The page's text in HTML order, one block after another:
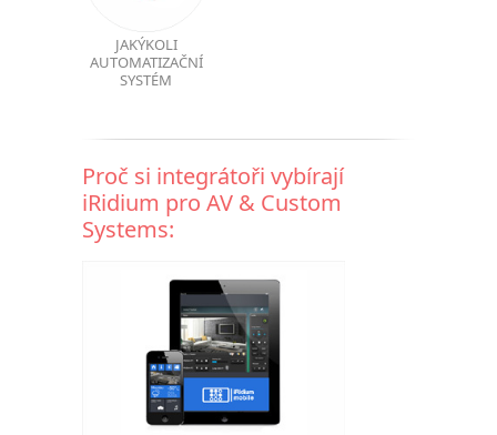
JAKÝKOLI
AUTOMATIZAČNÍ
SYSTÉM
Proč si integrátoři vybírají
iRidium pro AV & Custom
Systems: